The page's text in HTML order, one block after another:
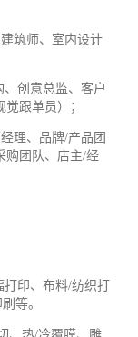
筑师、室内设计
创意总监、客户
跟单员）；
理、品牌/产品团
购团队、店主/经
打印、布料/纺织打
等。